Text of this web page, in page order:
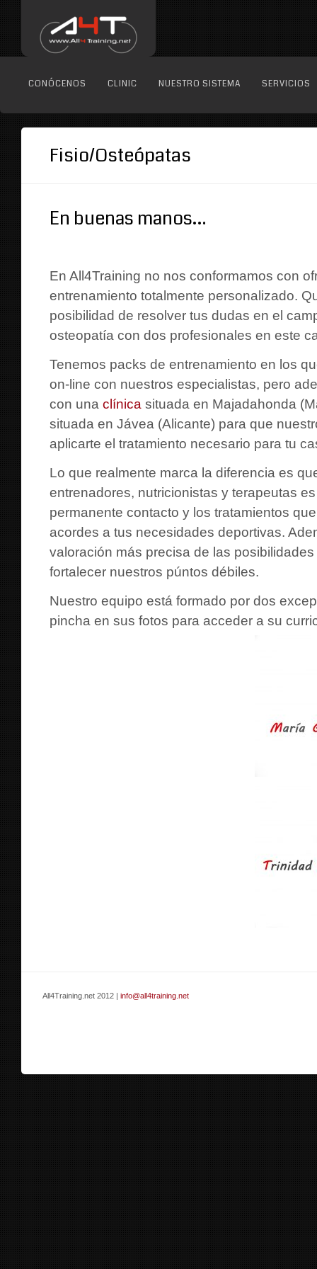
CONÓCENOS CLINIC NUESTRO SISTEMA SERVICIOS
Fisio/Osteópatas
En buenas manos…
En All4Training no nos conformamos con
entrenamiento totalmente personalizado.
posibilidad de resolver tus dudas en el
osteopatía con dos profesionales en este
Tenemos packs de entrenamiento en los
on-line con nuestros especialistas, pero
con una clínica situada en Majadahonda
situada en Jávea (Alicante) para que
aplicarte el tratamiento necesario para tu
Lo que realmente marca la diferencia es
entrenadores, nutricionistas y terapeutas
permanente contacto y los tratamientos
acordes a tus necesidades deportivas.
valoración más precisa de las
fortalecer nuestros púntos débiles.
Nuestro equipo está formado por dos
pincha en sus fotos para acceder a su
All4Training.net 2012 | info@all4training.net